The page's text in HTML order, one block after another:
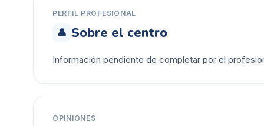
PERFIL PROFESIONAL
👤 Sobre el centro
Información pendiente de completar por el
OPINIONES